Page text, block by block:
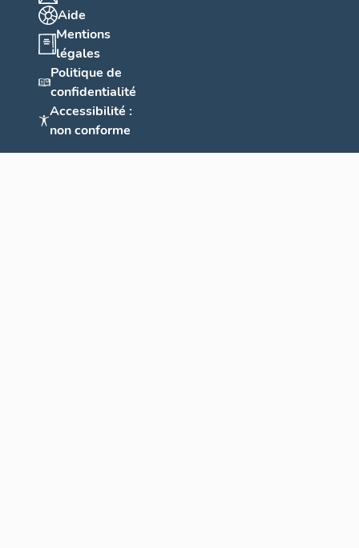
Aide
Mentions
légales
Politique de
confidentialité
Accessibilité :
non conforme